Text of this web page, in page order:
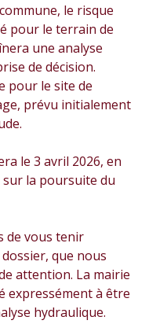
le risque
pour le terrain de
une analyse
de décision.
pour le site de
prévu initialement
le 3 avril 2026, en
la poursuite du
de vous tenir
que nous
attention. La mairie
expressément à être
hydraulique.